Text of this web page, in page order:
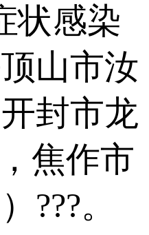
状感染
山市汝
封市龙
焦作市
???。